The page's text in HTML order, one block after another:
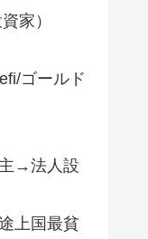
家）
ゴールド
→法人設
上国最貧